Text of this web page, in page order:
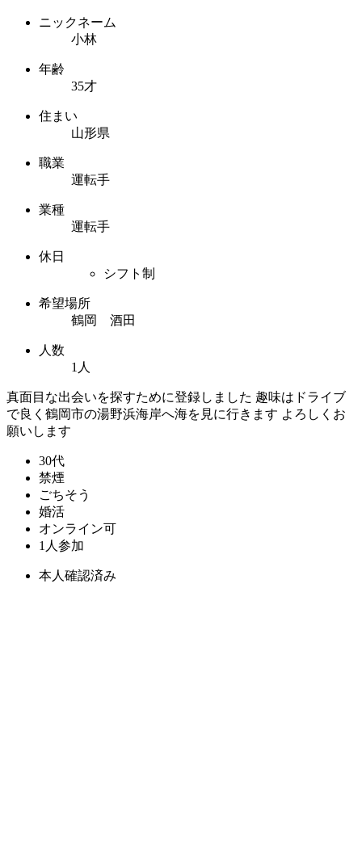
ニックネーム
小林
年齢
35才
住まい
山形県
職業
運転手
業種
運転手
休日
シフト制
希望場所
鶴岡 酒田
人数
1人
真面目な出会いを探すために登録しました 趣味はドライブ
で良く鶴岡市の湯野浜海岸へ海を見に行きます よろしくお
願いします
30代
禁煙
ごちそう
婚活
オンライン可
1人参加
本人確認済み